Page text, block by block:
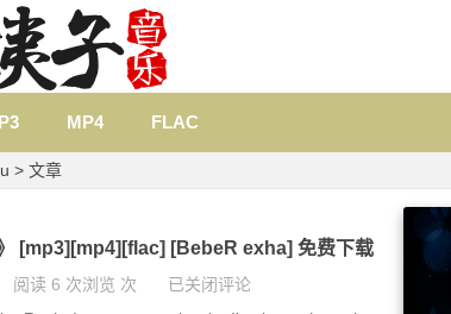
MP4 FLAC
> 文章
[mp3][mp4][flac] [BebeR exha] 免费下载
阅读 6 次浏览 次 已关闭评论